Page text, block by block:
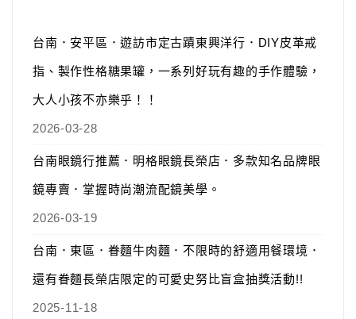
台南．安平區．遊訪市定古蹟東興洋行．DIY皮革戒
指、製作性格糖果罐，一系列好玩有趣的手作體驗，
大人小孩不亦樂乎！！
2026-03-28
台南眼鏡行推薦．明格眼鏡長榮店．多款知名品牌眼
鏡專賣．掌握時尚潮流配鏡美學。
2026-03-19
台南．東區．眷麵牛肉麵．不限時的舒適用餐環境．
還有眷麵長榮店限定的可愛史努比盲盒抽獎活動!!
2025-11-18